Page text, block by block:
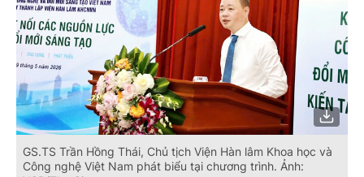
GS.TS Trần Hồng Thái, Chủ tịch Viện Hàn lâm Khoa học và
Công nghệ Việt Nam phát biểu tại chương trình. Ảnh: